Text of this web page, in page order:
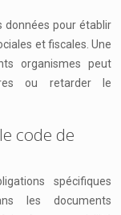
données pour établir
et fiscales. Une
organismes peut
ou retarder le
code de
spécifiques
les documents